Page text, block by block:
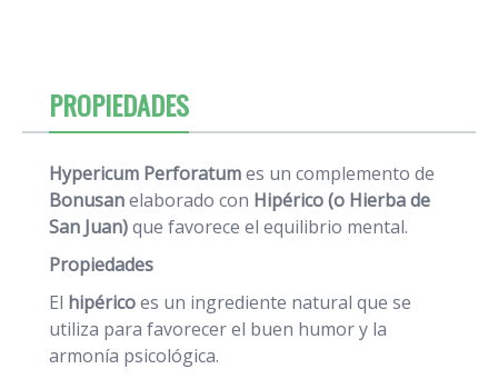
PROPIEDADES
Hypericum Perforatumes un complemento de
Bonusanelaborado con Hipérico (o Hierba de
San Juan)que favorece el equilibrio mental.
Propiedades
El hipéricoes un ingrediente natural que se
utiliza para favorecer el buen humor y la
armonía psicológica.